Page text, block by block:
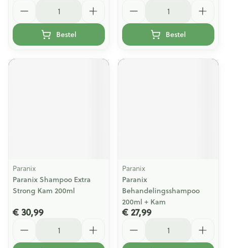
Bestel Bestel
Paranix
Paranix Shampoo Extra
Strong Kam 200ml
€ 30,99
Paranix
Paranix
Behandelingsshampoo
200ml + Kam
€ 27,99